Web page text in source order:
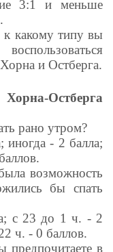
3:1 и меньше
какому типу вы
и Остберга.
Остберга
рано утром?
иногда - 2 балла;
возможность
бы спать
с 23 до 1 ч. - 2
ч. - 0 баллов.
предпочитаете в